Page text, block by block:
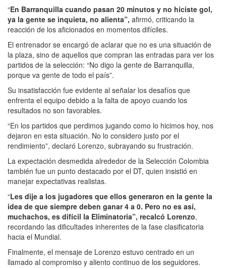
“En Barranquilla cuando pasan 20 minutos y no hiciste gol,
ya la gente se inquieta, no alienta”, afirmó, criticando la
reacción de los aficionados en momentos difíciles.
El entrenador se encargó de aclarar que no es una situación de
la plaza, sino de aquellos que compran las entradas para ver los
partidos de la selección: “No digo la gente de Barranquilla,
porque va gente de todo el país”.
Su insatisfacción fue evidente al señalar los desafíos que
enfrenta el equipo debido a la falta de apoyo cuando los
resultados no son favorables.
“En los partidos que perdimos jugando como lo hicimos hoy, nos
dejaron en esta situación. No lo considero justo por el
rendimiento”, declaró Lorenzo, subrayando su frustración.
La expectación desmedida alrededor de la Selección Colombia
también fue un punto destacado por el DT, quien insistió en
manejar expectativas realistas.
“Les dije a los jugadores que ellos generaron en la gente la
idea de que siempre deben ganar 4 a 0. Pero no es así,
muchachos, es difícil la Eliminatoria”, recalcó Lorenzo,
recordando las dificultades inherentes de la fase clasificatoria
hacia el Mundial.
Finalmente, el mensaje de Lorenzo estuvo centrado en un
llamado al compromiso y aliento continuo de los seguidores.